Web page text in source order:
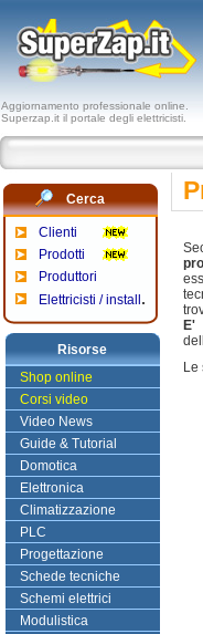
Aggiornamento professionale online.
Superzap.it il portale degli elettricisti.
Cerca
Clienti
Prodotti
Produttori
Elettricisti / install .
Risorse
Shop online
Corsi video
Video News
Guide & Tutorial
Domotica
Elettronica
Climatizzazione
PLC
Progettazione
Schede tecniche
Schemi elettrici
Modulistica
E'
Le